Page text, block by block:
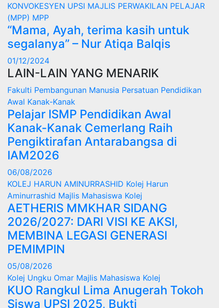
KONVOKESYEN UPSI MAJLIS PERWAKILAN PELAJAR
(MPP) MPP
“Mama, Ayah, terima kasih untuk
segalanya” – Nur Atiqa Balqis
01/12/2024
LAIN-LAIN YANG MENARIK
Fakulti Pembangunan Manusia Persatuan Pendidikan
Awal Kanak-Kanak
Pelajar ISMP Pendidikan Awal
Kanak-Kanak Cemerlang Raih
Pengiktirafan Antarabangsa di
IAM2026
06/08/2026
KOLEJ HARUN AMINURRASHID Kolej Harun
Aminurrashid Majlis Mahasiswa Kolej
AETHERIS MMKHAR SIDANG
2026/2027: DARI VISI KE AKSI,
MEMBINA LEGASI GENERASI
PEMIMPIN
05/08/2026
Kolej Ungku Omar Majlis Mahasiswa Kolej
KUO Rangkul Lima Anugerah Tokoh
Siswa UPSI 2025, Bukti